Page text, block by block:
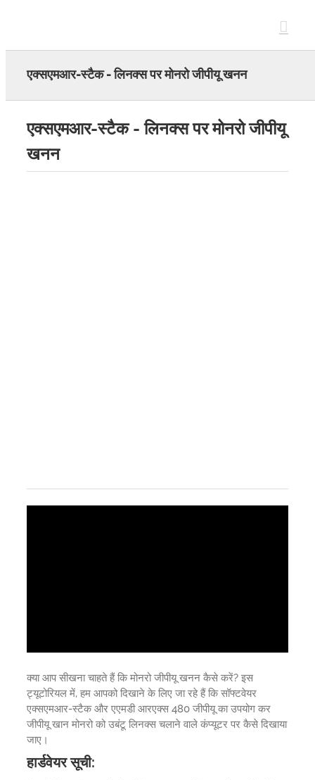
एक्सएमआर-स्टैक - लिनक्स पर मोनरो जीपीयू खनन
एक्सएमआर-स्टैक - लिनक्स पर मोनरो जीपीयू
खनन
क्या आप सीखना चाहते हैं कि मोनरो जीपीयू खनन कैसे करें? इस
ट्यूटोरियल में, हम आपको दिखाने के लिए जा रहे हैं कि सॉफ्टवेयर
एक्सएमआर-स्टैक और एएमडी आरएक्स 480 जीपीयू का उपयोग कर
जीपीयू खान मोनरो को उबंटू लिनक्स चलाने वाले कंप्यूटर पर कैसे दिखाया
जाए।
हार्डवेयर सूची: